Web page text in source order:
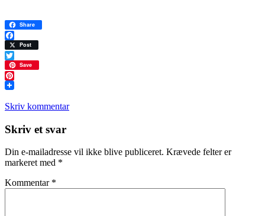
Share
Facebook
Post
Twitter
Save
Pinterest
Skriv kommentar
Læserinteraktioner
Skriv et svar
Din e-mailadresse vil ikke blive publiceret. Krævede felter er
markeret med *
Kommentar *